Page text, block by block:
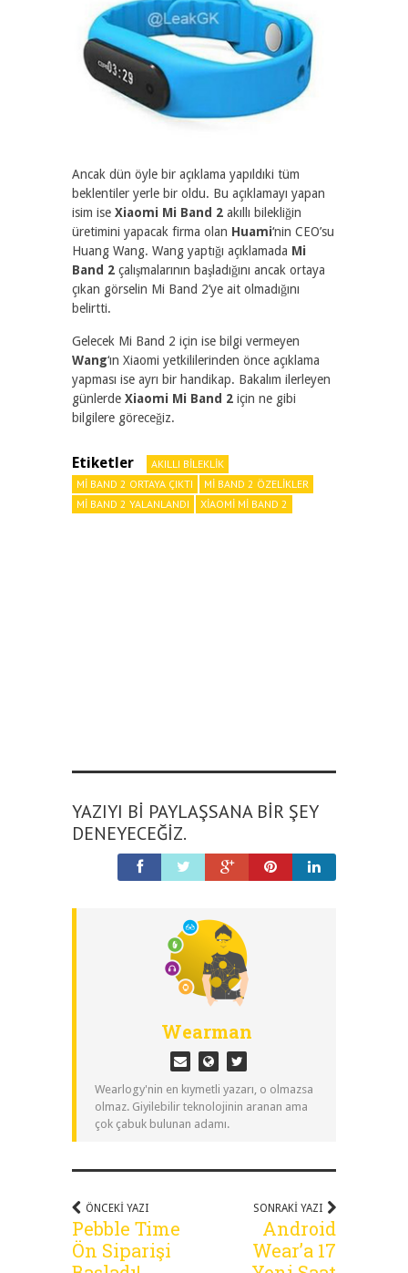
Ancak dün öyle bir açıklama yapıldıki tüm
beklentiler yerle bir oldu. Bu açıklamayı yapan
isim ise Xiaomi Mi Band 2 akıllı bilekliğin
üretimini yapacak firma olan Huami‘nin CEO’su
Huang Wang. Wang yaptığı açıklamada Mi
Band 2 çalışmalarının başladığını ancak ortaya
çıkan görselin Mi Band 2’ye ait olmadığını
belirtti.
Gelecek Mi Band 2 için ise bilgi vermeyen
Wang‘ın Xiaomi yetkililerinden önce açıklama
yapması ise ayrı bir handikap. Bakalım ilerleyen
günlerde Xiaomi Mi Band 2 için ne gibi
bilgilere göreceğiz.
Etiketler
AKILLI BILEKLIK
MI BAND 2 ORTAYA ÇIKTI
MI BAND 2 ÖZELIKLER
MI BAND 2 YALANLANDI
XIAOMI MI BAND 2
YAZIYI BI PAYLAŞSANA BIR ŞEY
DENEYECEĞIZ.
Wearman
Wearlogy'nin en kıymetli yazarı, o olmazsa
olmaz. Giyilebilir teknolojinin aranan ama
çok çabuk bulunan adamı.
ÖNCEKI YAZI
Pebble Time
Ön Siparişi
SONRAKI YAZI
Android
Wear’a 17